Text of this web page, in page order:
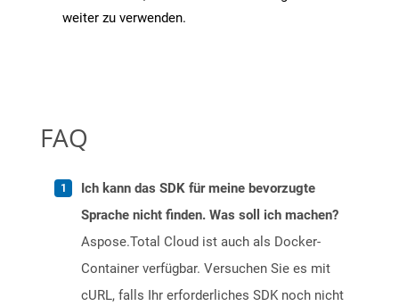
weiter zu verwenden.
FAQ
Ich kann das SDK für meine bevorzugte
Sprache nicht finden. Was soll ich machen?
Aspose.Total Cloud ist auch als Docker-
Container verfügbar. Versuchen Sie es mit
cURL, falls Ihr erforderliches SDK noch nicht